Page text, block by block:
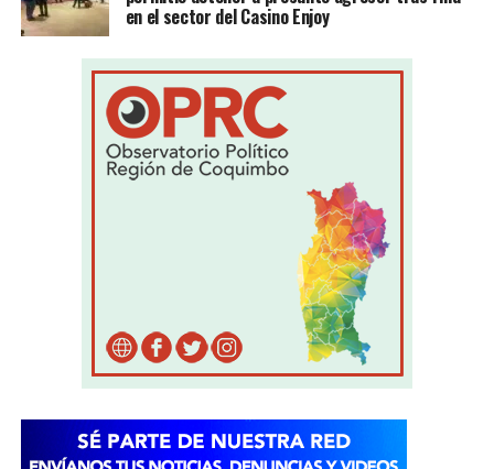
en el sector del Casino Enjoy